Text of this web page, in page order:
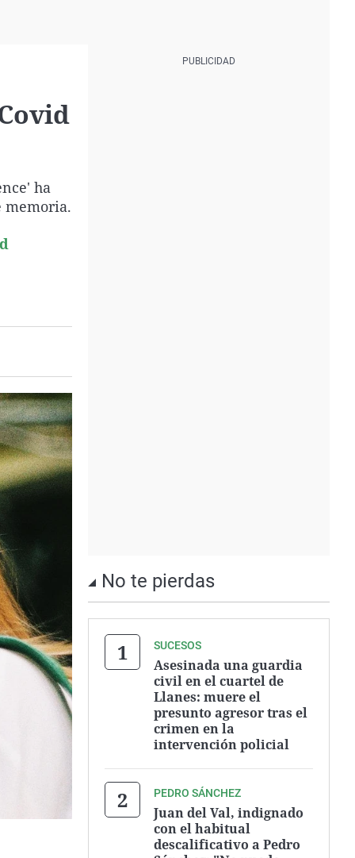
ha
memoria.
No te pierdas
SUCESOS
Asesinada una guardia
civil en el cuartel de
Llanes: muere el
presunto agresor tras el
crimen en la
intervención policial
PEDRO SÁNCHEZ
Juan del Val, indignado
con el habitual
descalificativo a Pedro